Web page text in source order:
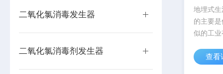
二氧化氯消毒发生器
二氧化氯消毒剂发生器
设备
地埋式
的主要
似的工
准。该
查看